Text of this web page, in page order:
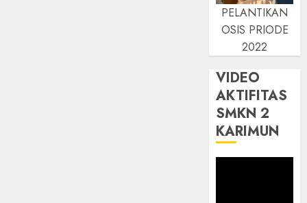
PELANTIKAN
OSIS PRIODE
2022
VIDEO
AKTIFITAS
SMKN 2
KARIMUN